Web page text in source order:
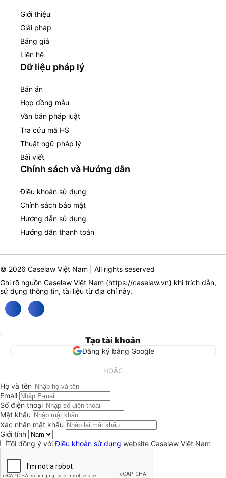
Giới thiệu
Giải pháp
Bảng giá
Liên hệ
Dữ liệu pháp lý
Bản án
Hợp đồng mẫu
Văn bản pháp luật
Tra cứu mã HS
Thuật ngữ pháp lý
Bài viết
Chính sách và Hướng dẫn
Điều khoản sử dụng
Chính sách bảo mật
Hướng dẫn sử dụng
Hướng dẫn thanh toán
© 2026 Caselaw Việt Nam | All rights seserved
Ghi rõ nguồn Caselaw Việt Nam (https://caselaw.vn) khi trích dẫn,
sử dụng thông tin, tài liệu từ địa chỉ này.
Tạo tài khoản
Đăng ký bằng Google
HOẶC
Họ và tên
Email
Số điện thoại
Mật khẩu
Xác nhận mật khẩu
Giới tính
Tôi đồng ý vớiĐiều khoản sử dụng website Caselaw Việt Nam